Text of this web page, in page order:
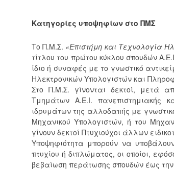
Κατηγορίες υποψηφίων στο ΠΜΣ
Το Π.Μ.Σ. «Επιστήμη και Τεχνολογία
τίτλου του πρώτου κύκλου σπουδών
ίδιο ή συναφές με το γνωστικό
Ηλεκτρονικών Υπολογιστών και
Στο Π.Μ.Σ. γίνονται δεκτοί, μετά
Τμημάτων Α.Ε.Ι. πανεπιστημιακής
ιδρυμάτων της αλλοδαπής με
Μηχανικού Υπολογιστών, ή του
γίνουν δεκτοί Πτυχιούχοι άλλων
Υποψηφιότητα μπορούν να
πτυχίου ή διπλώματος, οι οποίοι,
βεβαίωση περάτωσης σπουδών έως